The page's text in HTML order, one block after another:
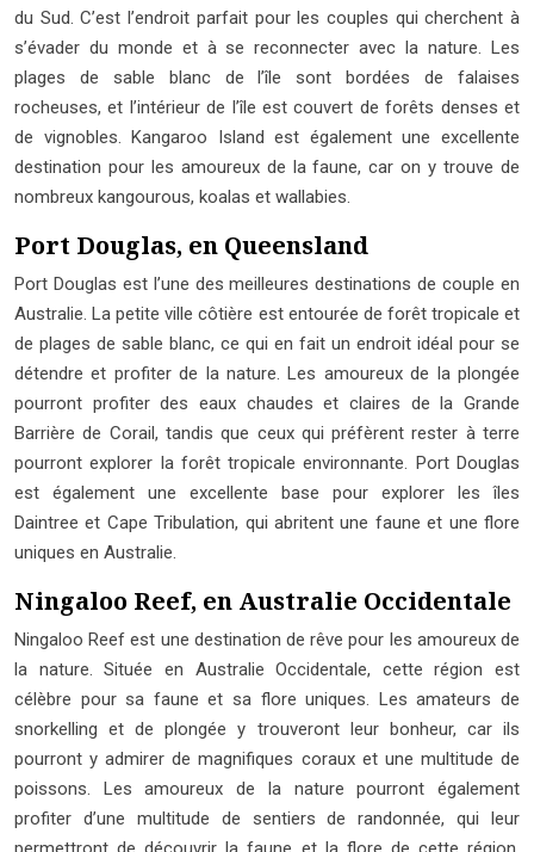
du Sud. C’est l’endroit parfait pour les couples qui cherchent à
s’évader du monde et à se reconnecter avec la nature. Les
plages de sable blanc de l’île sont bordées de falaises
rocheuses, et l’intérieur de l’île est couvert de forêts denses et
de vignobles. Kangaroo Island est également une excellente
destination pour les amoureux de la faune, car on y trouve de
nombreux kangourous, koalas et wallabies.
Port Douglas, en Queensland
Port Douglas est l’une des meilleures destinations de couple en
Australie. La petite ville côtière est entourée de forêt tropicale et
de plages de sable blanc, ce qui en fait un endroit idéal pour se
détendre et profiter de la nature. Les amoureux de la plongée
pourront profiter des eaux chaudes et claires de la Grande
Barrière de Corail, tandis que ceux qui préfèrent rester à terre
pourront explorer la forêt tropicale environnante. Port Douglas
est également une excellente base pour explorer les îles
Daintree et Cape Tribulation, qui abritent une faune et une flore
uniques en Australie.
Ningaloo Reef, en Australie Occidentale
Ningaloo Reef est une destination de rêve pour les amoureux de
la nature. Située en Australie Occidentale, cette région est
célèbre pour sa faune et sa flore uniques. Les amateurs de
snorkelling et de plongée y trouveront leur bonheur, car ils
pourront y admirer de magnifiques coraux et une multitude de
poissons. Les amoureux de la nature pourront également
profiter d’une multitude de sentiers de randonnée, qui leur